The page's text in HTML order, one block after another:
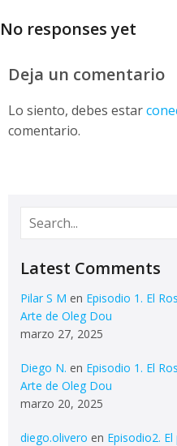
No responses yet
Deja un comentario
Lo siento, debes estar
comentario.
Latest Comments
Pilar S M en Episodio 1. El
Arte de Oleg Dou
marzo 27, 2025
Diego N. en Episodio 1. El
Arte de Oleg Dou
marzo 20, 2025
diego.olivero en Episodio2.